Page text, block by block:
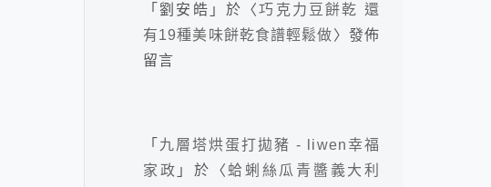
「劉安皓 」於〈巧克力豆餅乾 還
有19種美味餅乾食譜輕鬆做〉發佈
留言
「 九層塔烘蛋打拋豬 - liwen幸福
家政 」於〈 蛤蜊絲瓜青醬義大利